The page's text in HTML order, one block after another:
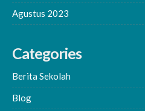
Agustus 2023
Categories
Berita Sekolah
Blog